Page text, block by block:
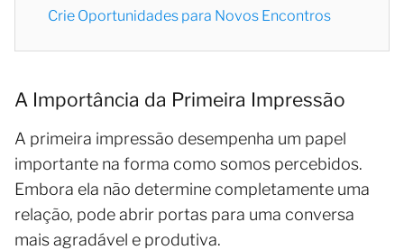
Crie Oportunidades para Novos Encontros
A Importância da Primeira Impressão
A primeira impressão desempenha um papel
importante na forma como somos percebidos.
Embora ela não determine completamente uma
relação, pode abrir portas para uma conversa
mais agradável e produtiva.